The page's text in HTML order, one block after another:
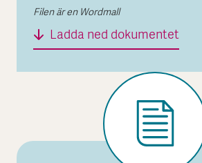
Filen är en Wordmall
Ladda ned dokumentet